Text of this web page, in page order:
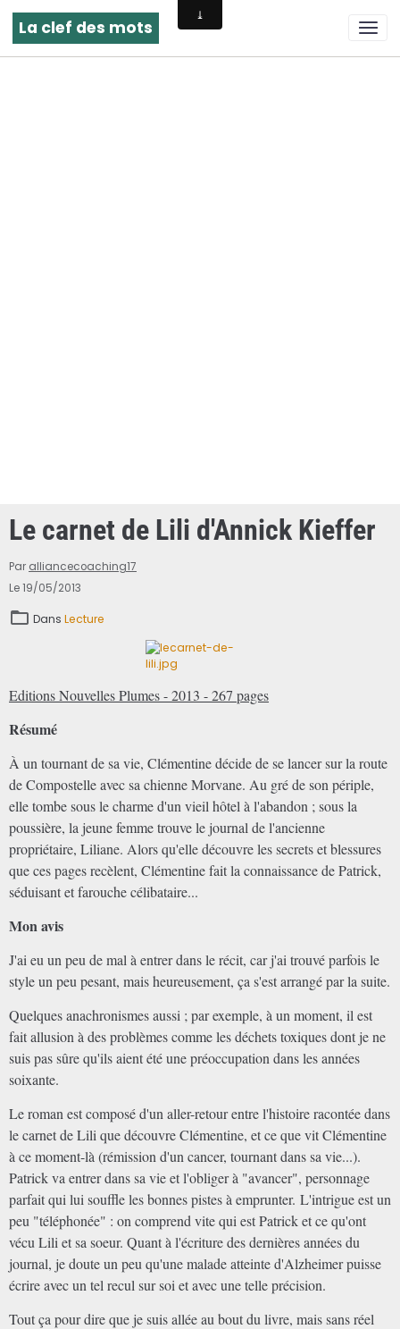
La clef des mots
Le carnet de Lili d'Annick Kieffer
Par alliancecoaching17
Le 19/05/2013
Dans Lecture
Editions Nouvelles Plumes - 2013 - 267 pages
Résumé
À un tournant de sa vie, Clémentine décide de se lancer sur la route
de Compostelle avec sa chienne Morvane. Au gré de son périple,
elle tombe sous le charme d'un vieil hôtel à l'abandon ; sous la
poussière, la jeune femme trouve le journal de l'ancienne
propriétaire, Liliane. Alors qu'elle découvre les secrets et blessures
que ces pages recèlent, Clémentine fait la connaissance de Patrick,
séduisant et farouche célibataire...
Mon avis
J'ai eu un peu de mal à entrer dans le récit, car j'ai trouvé parfois le
style un peu pesant, mais heureusement, ça s'est arrangé par la suite.
Quelques anachronismes aussi ; par exemple, à un moment, il est
fait allusion à des problèmes comme les déchets toxiques dont je ne
suis pas sûre qu'ils aient été une préoccupation dans les années
soixante.
Le roman est composé d'un aller-retour entre l'histoire racontée dans
le carnet de Lili que découvre Clémentine, et ce que vit Clémentine
à ce moment-là (rémission d'un cancer, tournant dans sa vie...).
Patrick va entrer dans sa vie et l'obliger à "avancer", personnage
parfait qui lui souffle les bonnes pistes à emprunter. L'intrigue est un
peu "téléphonée" : on comprend vite qui est Patrick et ce qu'ont
vécu Lili et sa soeur. Quant à l'écriture des dernières années du
journal, je doute un peu qu'une malade atteinte d'Alzheimer puisse
écrire avec un tel recul sur soi et avec une telle précision.
Tout ça pour dire que je suis allée au bout du livre, mais sans réel